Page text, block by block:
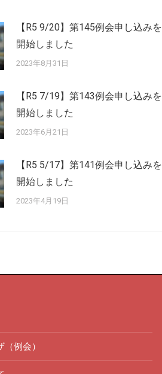
【R5 9/20】第145例会申し込みを
開始しました
2023年8月31日
【R5 7/19】第143例会申し込みを
開始しました
2023年6月21日
【R5 5/17】第141例会申し込みを
開始しました
2023年4月19日
例会）